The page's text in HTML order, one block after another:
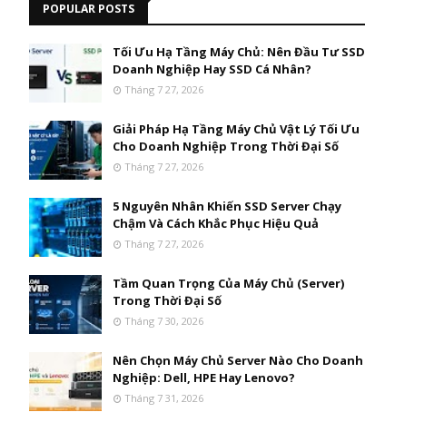
POPULAR POSTS
Tối Ưu Hạ Tầng Máy Chủ: Nên Đầu Tư SSD
Doanh Nghiệp Hay SSD Cá Nhân?
Tháng 7 27, 2026
Giải Pháp Hạ Tầng Máy Chủ Vật Lý Tối Ưu
Cho Doanh Nghiệp Trong Thời Đại Số
Tháng 7 27, 2026
5 Nguyên Nhân Khiến SSD Server Chạy
Chậm Và Cách Khắc Phục Hiệu Quả
Tháng 7 27, 2026
Tầm Quan Trọng Của Máy Chủ (Server)
Trong Thời Đại Số
Tháng 7 30, 2026
Nên Chọn Máy Chủ Server Nào Cho Doanh
Nghiệp: Dell, HPE Hay Lenovo?
Tháng 7 31, 2026